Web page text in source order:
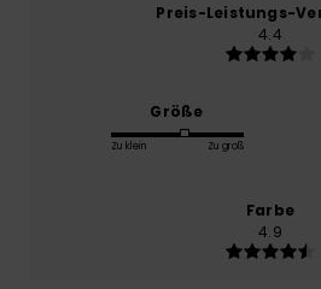
Preis-Leistungs-
4.4
Größe
Zu klein Zu groß
Farbe
4.9